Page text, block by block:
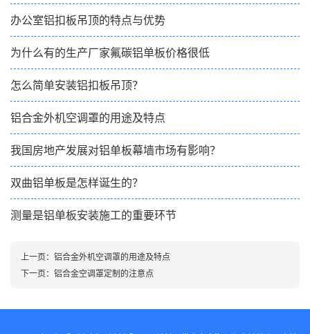
办公室铝扣板吊顶的特点与优势
为什么有的生产厂家氟碳铝单板价格很低
怎么简单安装铝扣板吊顶？
铝合金外机空调罩的用途及特点
我国房地产发展对铝单板幕墙市场有影响？
双曲铝单板是怎样诞生的？
测量是铝单板安装施工的重要环节
上一页： 铝合金外机空调罩的用途及特点
下一页： 铝合金空调罩定制的注意点